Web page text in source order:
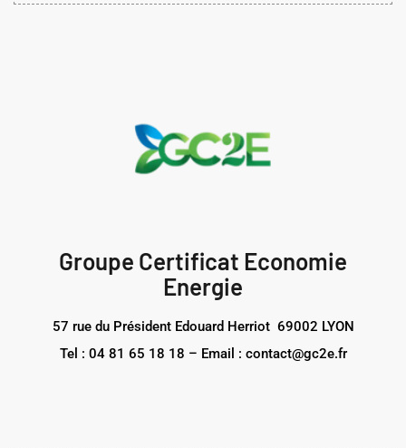
Groupe Certificat Economie
Energie
57 rue du Président Edouard Herriot 69002 LYON
Tel : 04 81 65 18 18 – Email : contact@gc2e.fr